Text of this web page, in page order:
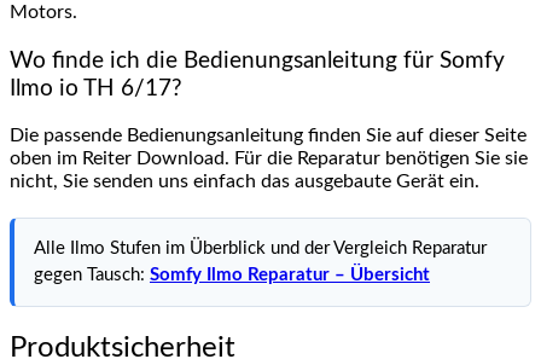
Motors.
Wo finde ich die Bedienungsanleitung für Somfy
Ilmo io TH 6/17?
Die passende Bedienungsanleitung finden Sie auf dieser Seite
oben im Reiter Download. Für die Reparatur benötigen Sie sie
nicht, Sie senden uns einfach das ausgebaute Gerät ein.
Alle Ilmo Stufen im Überblick und der Vergleich Reparatur
gegen Tausch: Somfy Ilmo Reparatur – Übersicht
Produktsicherheit